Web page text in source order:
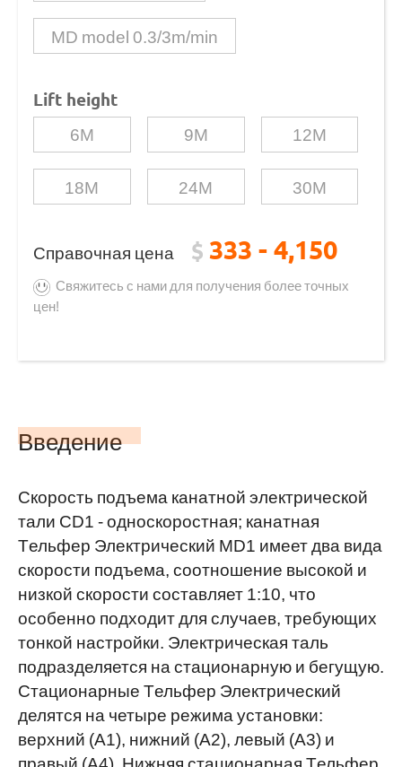
MD model 0.3/3m/min
Lift height
6M 9M 12M
18M 24M 30M
Справочная цена $ 333 - 4,150
Свяжитесь с нами для получения более точных
цен!
Введение
Скорость подъема канатной электрической
тали CD1 - односкоростная; канатная
Tельфер Электрический MD1 имеет два вида
скорости подъема, соотношение высокой и
низкой скорости составляет 1:10, что
особенно подходит для случаев, требующих
тонкой настройки. Электрическая таль
подразделяется на стационарную и бегущую.
Стационарные Tельфер Электрический
делятся на четыре режима установки:
верхний (A1), нижний (A2), левый (A3) и